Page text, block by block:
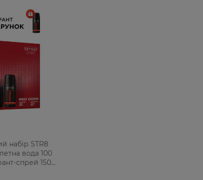
набір STR8
вода 100
спрей 150